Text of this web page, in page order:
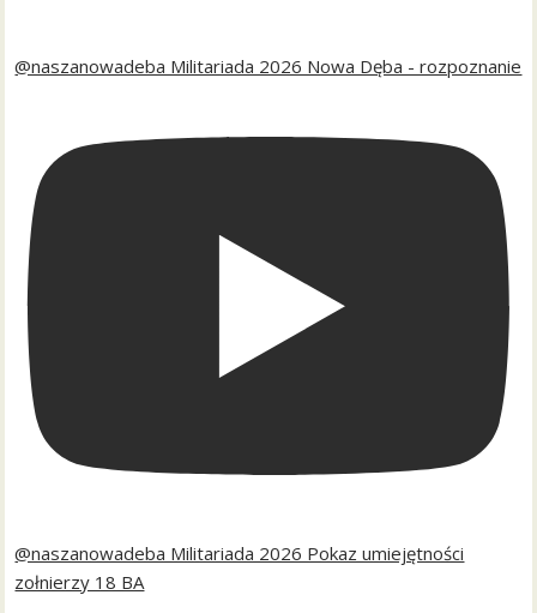
@naszanowadeba Militariada 2026 Nowa Dęba - rozpoznanie
@naszanowadeba Militariada 2026 Pokaz umiejętności
zołnierzy 18 BA